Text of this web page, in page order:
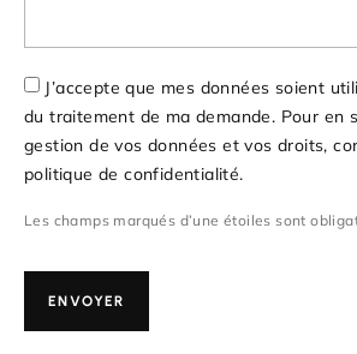
J’accepte que mes données soient
du traitement de ma demande. Pour en
gestion de vos données et vos droits,
politique de confidentialité.
Les champs marqués d’une étoiles sont
ENVOYER